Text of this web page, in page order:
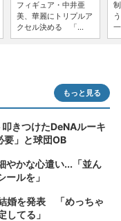
フィギュア・中井亜
美、華麗にトリプルア
クセル決める 「...
もっと見る
きつけたDeNAルーキ
」と球団OB
やかな心遣い...「並ん
ルを」
婚を発表 「めっちゃ
してる」